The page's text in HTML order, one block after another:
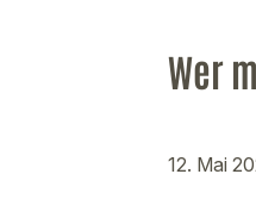
Wer
12. Mai